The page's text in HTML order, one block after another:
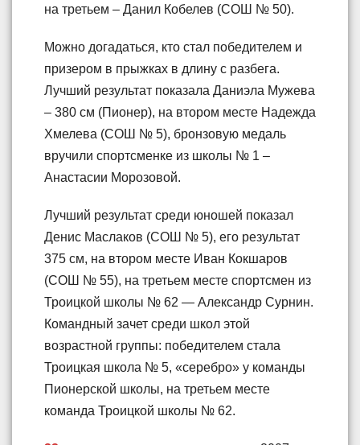
на третьем – Данил Кобелев (СОШ № 50).
Можно догадаться, кто стал победителем и
призером в прыжках в длину с разбега.
Лучший результат показала Даниэла Мужева
– 380 см (Пионер), на втором месте Надежда
Хмелева (СОШ № 5), бронзовую медаль
вручили спортсменке из школы № 1 –
Анастасии Морозовой.
Лучший результат среди юношей показал
Денис Маслаков (СОШ № 5), его результат
375 см, на втором месте Иван Кокшаров
(СОШ № 55), на третьем месте спортсмен из
Троицкой школы № 62 — Александр Сурнин.
Командный зачет среди школ этой
возрастной группы: победителем стала
Троицкая школа № 5, «серебро» у команды
Пионерской школы, на третьем месте
команда Троицкой школы № 62.